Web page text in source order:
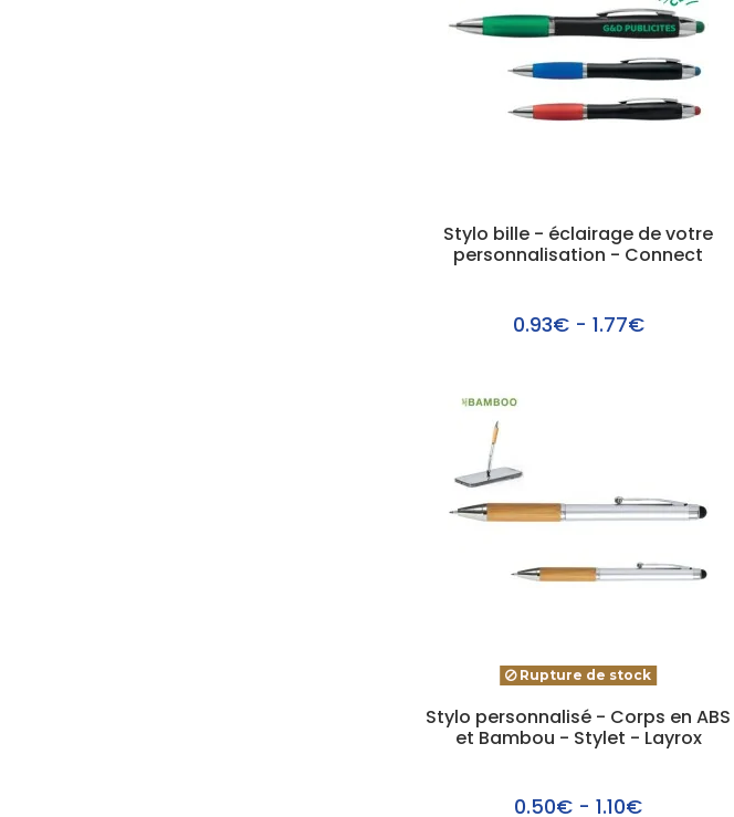
Stylo bille - éclairage de votre
personnalisation - Connect
0.93€ - 1.77€
Rupture de stock
Stylo personnalisé - Corps en ABS
et Bambou - Stylet - Layrox
0.50€ - 1.10€